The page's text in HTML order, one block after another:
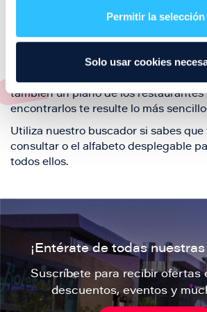
Permitir la selección
Solo usar cookies
también de nuestra oferta de ocio y
podrás encontrar toda la información
cada una de nuestras marcas. Sus
también un plano de los restaurantes
encontrarlos te resulte lo más
Utiliza nuestro buscador si sabes
consultar o el alfabeto desplegable
todos ellos.
¡Entérate de todas
Suscríbete para recibir ofertas
descuentos, eventos y